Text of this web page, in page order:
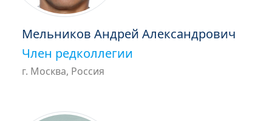
Мельников Андрей Александрович
Член редколлегии
г. Москва, Россия